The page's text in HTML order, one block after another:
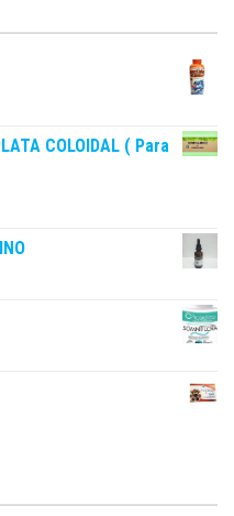
COLOIDAL ( Para